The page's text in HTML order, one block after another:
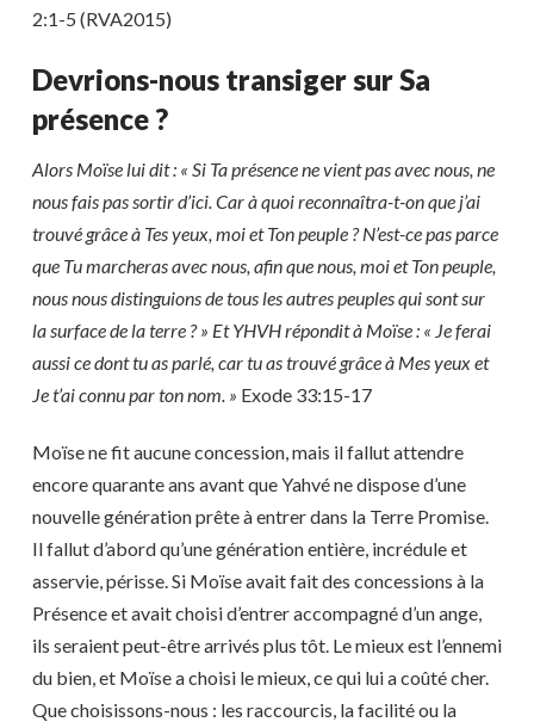
2:1-5 (RVA2015)
Devrions-nous transiger sur Sa
présence ?
Alors Moïse lui dit : « Si Ta présence ne vient pas avec nous, ne
nous fais pas sortir d’ici. Car à quoi reconnaîtra-t-on que j’ai
trouvé grâce à Tes yeux, moi et Ton peuple ? N’est-ce pas parce
que Tu marcheras avec nous, afin que nous, moi et Ton peuple,
nous nous distinguions de tous les autres peuples qui sont sur
la surface de la terre ? » Et YHVH répondit à Moïse : « Je ferai
aussi ce dont tu as parlé, car tu as trouvé grâce à Mes yeux et
Je t’ai connu par ton nom. » Exode 33:15-17
Moïse ne fit aucune concession, mais il fallut attendre
encore quarante ans avant que Yahvé ne dispose d’une
nouvelle génération prête à entrer dans la Terre Promise.
Il fallut d’abord qu’une génération entière, incrédule et
asservie, périsse. Si Moïse avait fait des concessions à la
Présence et avait choisi d’entrer accompagné d’un ange,
ils seraient peut-être arrivés plus tôt. Le mieux est l’ennemi
du bien, et Moïse a choisi le mieux, ce qui lui a coûté cher.
Que choisissons-nous : les raccourcis, la facilité ou la